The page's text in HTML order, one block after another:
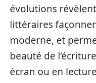
évolutions
littéraires
moderne, et
beauté de
écran ou en